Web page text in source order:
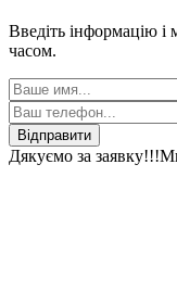
Введіть інформацію
часом.
Відправити
Дякуємо за заявку!!!